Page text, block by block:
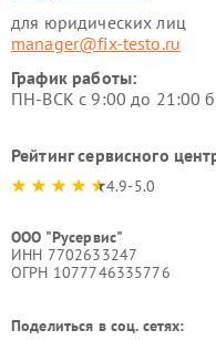
для юридических лиц
manager@fix-testo.ru
График работы:
ПН-ВСК с 9:00 до 21:00
Рейтинг сервисного
4.9-5.0
ООО "Русервис"
ИНН 7702633247
ОГРН 1077746335776
Поделиться в соц. сетях: